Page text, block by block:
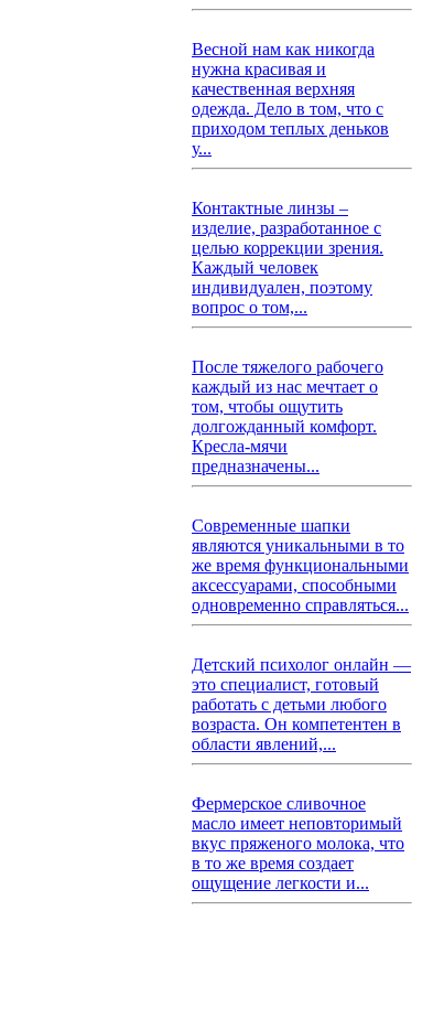
Весной нам как никогда
нужна красивая и
качественная верхняя
одежда. Дело в том, что с
приходом теплых деньков
у...
Контактные линзы –
изделие, разработанное с
целью коррекции зрения.
Каждый человек
индивидуален, поэтому
вопрос о том,...
После тяжелого рабочего
каждый из нас мечтает о
том, чтобы ощутить
долгожданный комфорт.
Кресла-мячи
предназначены...
Современные шапки
являются уникальными в то
же время функциональными
аксессуарами, способными
одновременно справляться...
Детский психолог онлайн —
это специалист, готовый
работать с детьми любого
возраста. Он компетентен в
области явлений,...
Фермерское сливочное
масло имеет неповторимый
вкус пряженого молока, что
в то же время создает
ощущение легкости и...